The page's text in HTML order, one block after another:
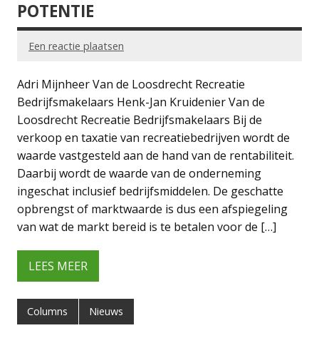
POTENTIE
Een reactie plaatsen
Adri Mijnheer Van de Loosdrecht Recreatie
Bedrijfsmakelaars Henk-Jan Kruidenier Van de
Loosdrecht Recreatie Bedrijfsmakelaars Bij de
verkoop en taxatie van recreatiebedrijven wordt de
waarde vastgesteld aan de hand van de rentabiliteit.
Daarbij wordt de waarde van de onderneming
ingeschat inclusief bedrijfsmiddelen. De geschatte
opbrengst of marktwaarde is dus een afspiegeling
van wat de markt bereid is te betalen voor de […]
LEES MEER
Columns Nieuws